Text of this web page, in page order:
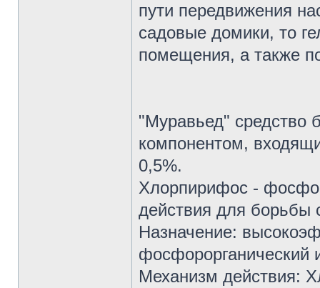
пути передвижения
садовые домики, то
помещения, а также
"Муравьед" средство
компонентом,
0,5%.
Хлорпирифос -
действия для
Назначение:
фосфорорганический
Механизм действия: